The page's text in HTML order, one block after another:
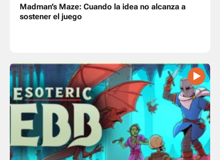
Madman’s Maze: Cuando la idea no alcanza a
sostener el juego